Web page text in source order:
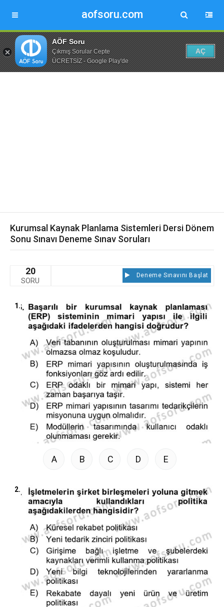
aofsoru.com
AÖF Soru
Çıkmış Sorular Cepte
ÜCRETSİZ - Google Play'de
AÇ
Kurumsal Kaynak Planlama Sistemleri Dersi Dönem
Sonu Sınavı Deneme Sınav Soruları
20
SORU
Deneme Sınavını Başlat
1.
A B C D E
2.